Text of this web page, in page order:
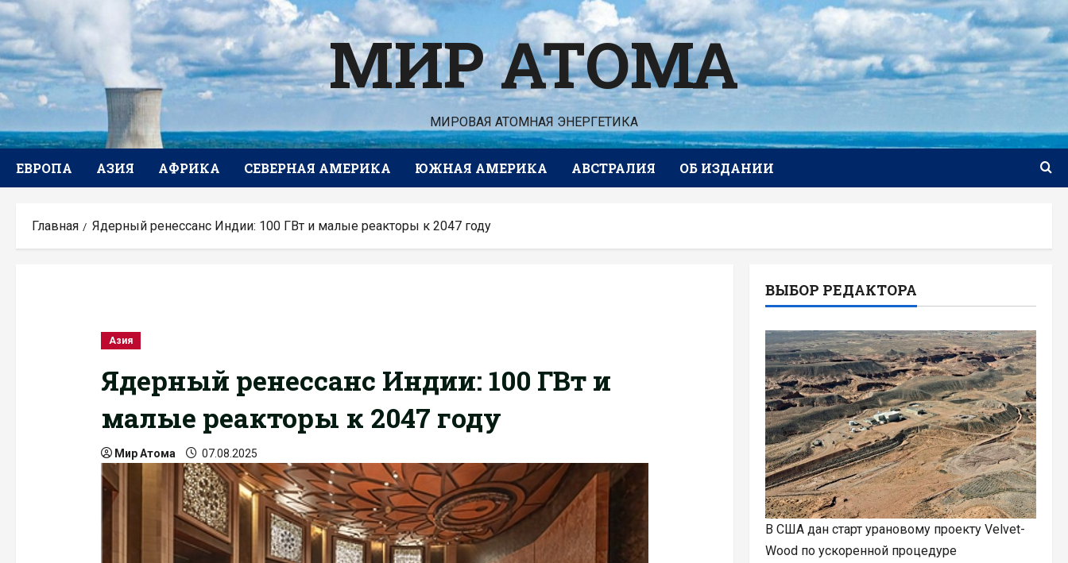
Перейти
к
содержимому
МИР АТОМА
МИРОВАЯ АТОМНАЯ ЭНЕРГЕТИКА
ЕВРОПА АЗИЯ АФРИКА СЕВЕРНАЯ АМЕРИКА ЮЖНАЯ АМЕРИКА АВСТРАЛИЯ ОБ ИЗДАНИИ
Главная Ядерный ренессанс Индии: 100 ГВт и малые реакторы к 2047 году
Азия
Ядерный ренессанс Индии: 100 ГВт и
малые реакторы к 2047 году
Мир Атома 07.08.2025
ВЫБОР РЕДАКТОРА
В США дан старт урановому проекту Velvet-
Wood по ускоренной процедуре